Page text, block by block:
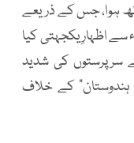
ہوا، جس کے ذریعے
اظہارِ یکجہتی کیا
سرپرستوں کی شدید
ہندوستان” کے خلاف